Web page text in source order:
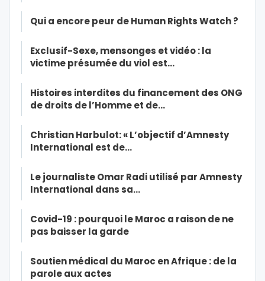
Qui a encore peur de Human Rights Watch ?
Exclusif-Sexe, mensonges et vidéo : la
victime présumée du viol est…
Histoires interdites du financement des ONG
de droits de l’Homme et de…
Christian Harbulot: « L’objectif d’Amnesty
International est de…
Le journaliste Omar Radi utilisé par Amnesty
International dans sa…
Covid-19 : pourquoi le Maroc a raison de ne
pas baisser la garde
Soutien médical du Maroc en Afrique : de la
parole aux actes